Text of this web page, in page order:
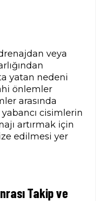
veya
yatan nedeni
önlemler
arasında
cisimlerin
artırmak için
edilmesi yer
Takip ve